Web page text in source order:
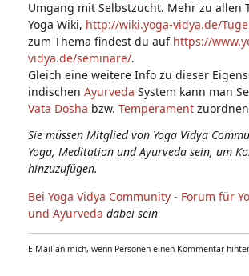
Umgang mit Selbstzucht. Mehr zu allen
Yoga Wiki, http://wiki.yoga-vidya.de/
zum Thema findest du auf https://
vidya.de/seminare/.
Gleich eine weitere Info zu dieser
indischen Ayurveda System kann man
Vata Dosha bzw. Temperament
Sie müssen Mitglied von Yoga Vidya
Yoga, Meditation und Ayurveda sein, um
hinzuzufügen.
Bei Yoga Vidya Community - Forum für
und Ayurveda dabei sein
E-Mail an mich, wenn Personen einen Kommentar